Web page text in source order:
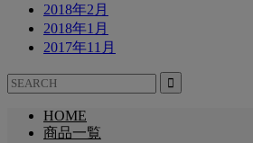
2018年2月
2018年1月
2017年11月
HOME
商品一覧